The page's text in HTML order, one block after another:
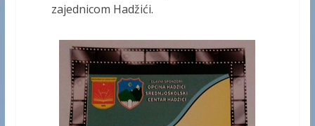
zajednicom Hadžići.